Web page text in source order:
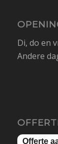
Di, do en
Andere
Offerte